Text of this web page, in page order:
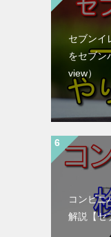
セブンイ
をセブン
view）
コンビニ
解説【セ